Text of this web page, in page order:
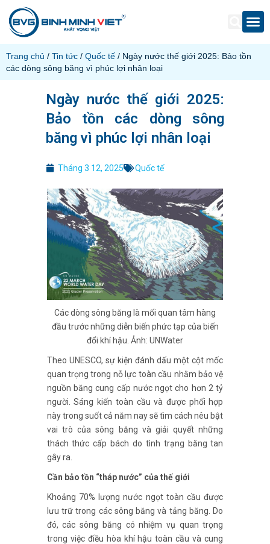
Trang chủ / Tin tức / Quốc tế / Ngày nước thế giới 2025: Bảo tồn
các dòng sông băng vì phúc lợi nhân loại
Ngày nước thế giới 2025:
Bảo tồn các dòng sông
băng vì phúc lợi nhân loại
Tháng 3 12, 2025 Quốc tế
Các dòng sông băng là mối quan tâm hàng
đầu trước những diễn biến phức tạp của biến
đổi khí hậu. Ảnh: UNWater
Theo UNESCO, sự kiện đánh dấu một cột mốc
quan trọng trong nỗ lực toàn cầu nhằm bảo vệ
nguồn băng cung cấp nước ngọt cho hơn 2 tỷ
người. Sáng kiến toàn cầu và được phối hợp
này trong suốt cả năm nay sẽ tìm cách nêu bật
vai trò của sông băng và giải quyết những
thách thức cấp bách do tình trạng băng tan
gây ra.
Cần bảo tồn “tháp nước” của thế giới
Khoảng 70% lượng nước ngọt toàn cầu được
lưu trữ trong các sông băng và tảng băng. Do
đó, các sông băng có nhiệm vụ quan trọng
trong việc điều hòa khí hậu toàn cầu và cung